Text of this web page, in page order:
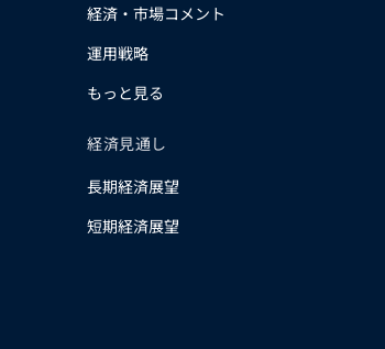
経済・市場コメント
運用戦略
もっと見る
経済見通し
長期経済展望
短期経済展望